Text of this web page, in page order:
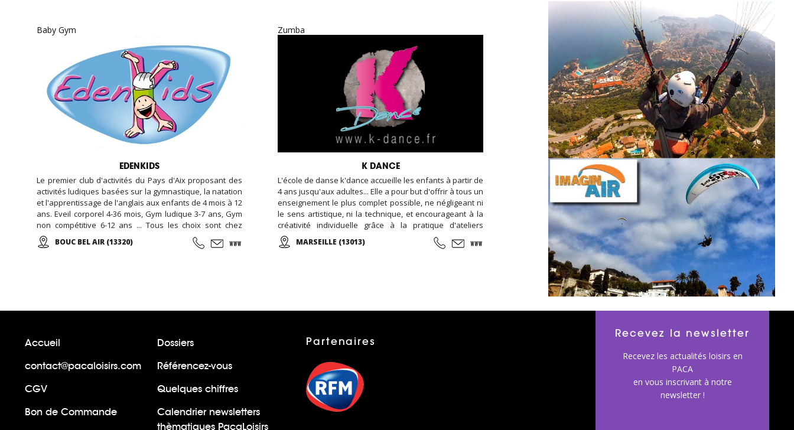
jamais été aussi amusant ! Une idée originale pour fêter
Baby Gym
EDENKIDS
Le premier club d'activités du Pays d'Aix proposant des
activités ludiques basées sur la gymnastique, la natation
et l'apprentissage de l'anglais aux enfants de 4 mois à 12
ans. Eveil corporel 4-36 mois, Gym ludique 3-7 ans, Gym
non compétitive 6-12 ans ... Tous les choix sont chez
EDENKIDS !
BOUC BEL AIR (13320)
Zumba
K DANCE
L'école de danse k'dance accueille les enfants à partir de
4 ans jusqu'aux adultes... Elle a pour but d'offrir à tous un
enseignement le plus complet possible, ne négligeant ni
le sens artistique, ni la technique, et encourageant à la
créativité individuelle grâce à la pratique d'ateliers
chorégraphiques. Cours de danse classique, modern-
jazz, hip-hop, break, ragga, orientale et zumba ... Cours
MARSEILLE (13013)
Accueil
Dossiers
contact@pacaloisirs.com
Référencez-vous
CGV
Quelques chiffres
Bon de Commande
Calendrier newsletters
thèmatiques PacaLoisirs
Partenaires
Recevez la newsletter
Recevez les actualités loisirs en
PACA
en vous inscrivant à notre
newsletter !